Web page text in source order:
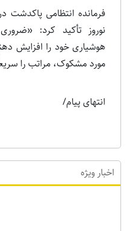
فرمانده انتظامی پاکدشت
نوروز تأکید کرد:
هوشیاری خود را افزایش
مورد مشکوک، مراتب را
انتهای پیام/
اخبار ویژه